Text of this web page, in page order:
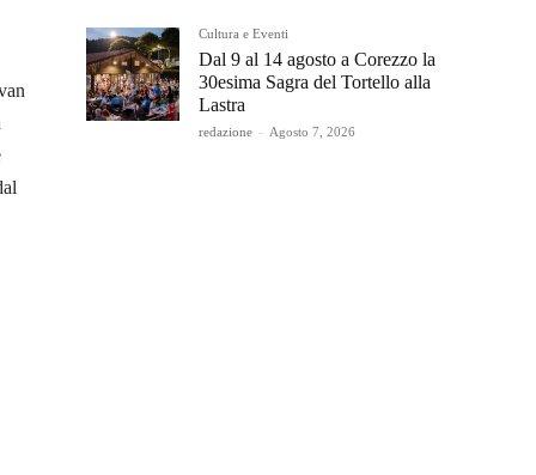
Cultura e Eventi
Dal 9 al 14 agosto a Corezzo la
30esima Sagra del Tortello alla
Lastra
redazione - Agosto 7, 2026